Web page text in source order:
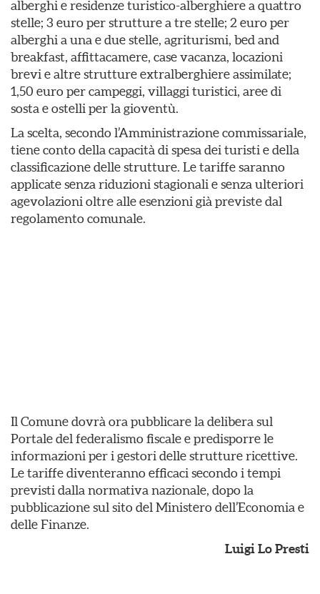
alberghi e residenze turistico-alberghiere a quattro
stelle; 3 euro per strutture a tre stelle; 2 euro per
alberghi a una e due stelle, agriturismi, bed and
breakfast, affittacamere, case vacanza, locazioni
brevi e altre strutture extralberghiere assimilate;
1,50 euro per campeggi, villaggi turistici, aree di
sosta e ostelli per la gioventù.
La scelta, secondo l’Amministrazione commissariale,
tiene conto della capacità di spesa dei turisti e della
classificazione delle strutture. Le tariffe saranno
applicate senza riduzioni stagionali e senza ulteriori
agevolazioni oltre alle esenzioni già previste dal
regolamento comunale.
Il Comune dovrà ora pubblicare la delibera sul
Portale del federalismo fiscale e predisporre le
informazioni per i gestori delle strutture ricettive.
Le tariffe diventeranno efficaci secondo i tempi
previsti dalla normativa nazionale, dopo la
pubblicazione sul sito del Ministero dell’Economia e
delle Finanze.
Luigi Lo Presti